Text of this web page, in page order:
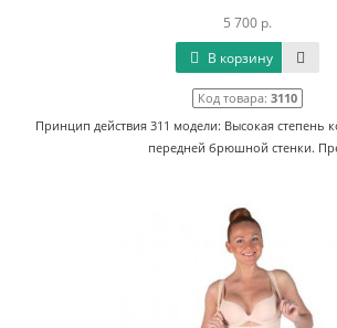
5 700 р.
В корзину
Код товара: 3110
Принцип действия 311 модели: Высокая степень
передней брюшной стенки.